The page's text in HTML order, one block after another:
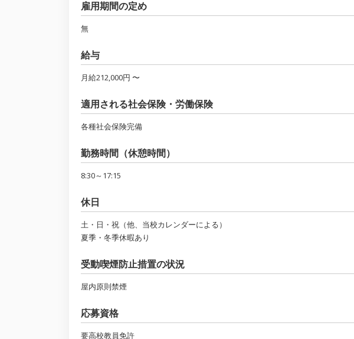
雇用期間の定め
無
給与
月給212,000円 〜
適用される社会保険・労働保険
各種社会保険完備
勤務時間（休憩時間）
8:30～17:15
休日
土・日・祝（他、当校カレンダーによる）
夏季・冬季休暇あり
受動喫煙防止措置の状況
屋内原則禁煙
応募資格
要高校教員免許